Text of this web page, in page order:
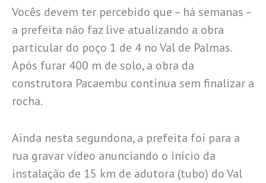
Vocês devem ter percebido que – há semanas –
a prefeita não faz live atualizando a obra
particular do poço 1 de 4 no Val de Palmas.
Após furar 400 m de solo, a obra da
construtora Pacaembu continua sem finalizar a
rocha.
Ainda nesta segundona, a prefeita foi para a
rua gravar vídeo anunciando o início da
instalação de 15 km de adutora (tubo) do Val